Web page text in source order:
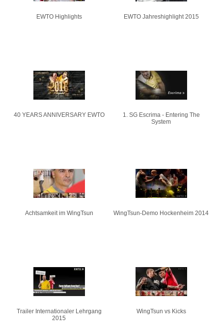
EWTO Highlights EWTO Jahreshighlight 2015
40 YEARS ANNIVERSARY EWTO
1. SG Escrima - Entering The
System
Achtsamkeit im WingTsun WingTsun-Demo Hockenheim 2014
Trailer Internationaler Lehrgang
2015
WingTsun vs Kicks